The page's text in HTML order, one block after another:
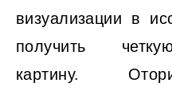
визуализации в
получить
картину.